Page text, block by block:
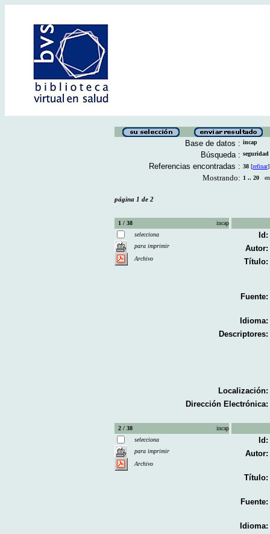
Base de datos : incap
Búsqueda :
Referencias encontradas : 38 [refinar]
Mostrando: 1 .. 20 en
página 1 de 2
1 / 38
incap
selecciona
para imprimir
Archivo
Id:
Autor:
Título:
Fuente:
Idioma:
Descriptores:
Localización:
Dirección Electrónica:
2 / 38
incap
selecciona
para imprimir
Archivo
Id:
Autor:
Título:
Fuente:
Idioma: